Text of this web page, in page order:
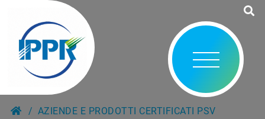
AZIENDE E PRODOTTI CERTIFICATI PSV